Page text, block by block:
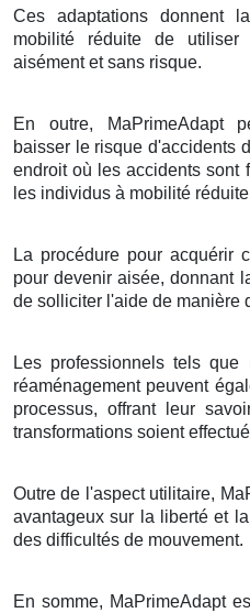
Ces adaptations donnent
mobilité réduite de
aisément et sans risque.
En outre, MaPrimeAdapt
baisser le risque d'accidents
endroit où les accidents sont
les individus à mobilité
La procédure pour acquérir
pour devenir aisée, donnant
de solliciter l'aide de manière
Les professionnels tels
réaménagement peuvent
processus, offrant leur
transformations soient
Outre de l'aspect utilitaire,
avantageux sur la liberté et
des difficultés de mouvement.
En somme, MaPrimeAdapt